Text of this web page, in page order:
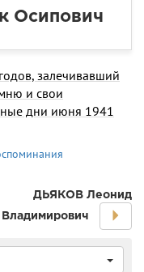
Осипович
залечивавший
и свои
дни июня 1941
ДЬЯКОВ Леонид
Владимирович